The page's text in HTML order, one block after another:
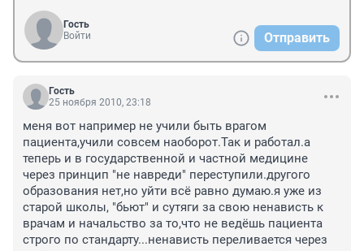
Гость
Войти
Отправить
Гость
25 ноября 2010, 23:18
меня вот например не учили быть врагом
пациента,учили совсем наоборот.Так и работал.а
теперь и в государственной и частной медицине
через принцип "не навреди" переступили.другого
образования нет,но уйти всё равно думаю.я уже из
старой школы, "бьют" и сутяги за свою ненависть к
врачам и начальство за то,что не ведёшь пациента
строго по стандарту...ненависть переливается через